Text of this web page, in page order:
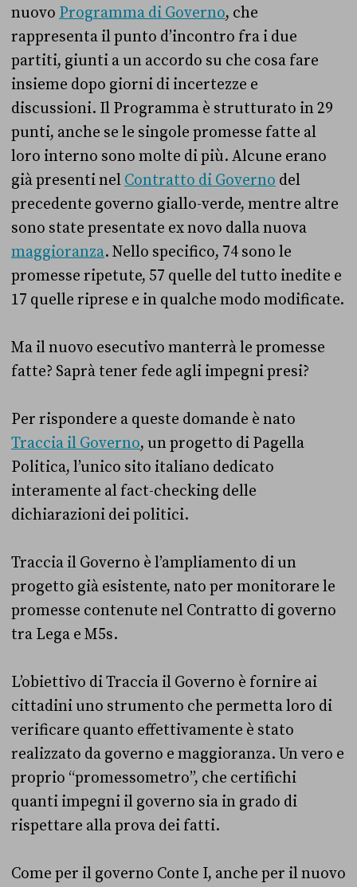
nuovo Programma di Governo, che
rappresenta il punto d’incontro fra i due
partiti, giunti a un accordo su che cosa fare
insieme dopo giorni di incertezze e
discussioni. Il Programma è strutturato in 29
punti, anche se le singole promesse fatte al
loro interno sono molte di più. Alcune erano
già presenti nel Contratto di Governo del
precedente governo giallo-verde, mentre altre
sono state presentate ex novo dalla nuova
maggioranza. Nello specifico, 74 sono le
promesse ripetute, 57 quelle del tutto inedite e
17 quelle riprese e in qualche modo modificate.
Ma il nuovo esecutivo manterrà le promesse
fatte? Saprà tener fede agli impegni presi?
Per rispondere a queste domande è nato
Traccia il Governo, un progetto di Pagella
Politica, l’unico sito italiano dedicato
interamente al fact-checking delle
dichiarazioni dei politici.
Traccia il Governo è l’ampliamento di un
progetto già esistente, nato per monitorare le
promesse contenute nel Contratto di governo
tra Lega e M5s.
L’obiettivo di Traccia il Governo è fornire ai
cittadini uno strumento che permetta loro di
verificare quanto effettivamente è stato
realizzato da governo e maggioranza. Un vero e
proprio “promessometro”, che certifichi
quanti impegni il governo sia in grado di
rispettare alla prova dei fatti.
Come per il governo Conte I, anche per il nuovo